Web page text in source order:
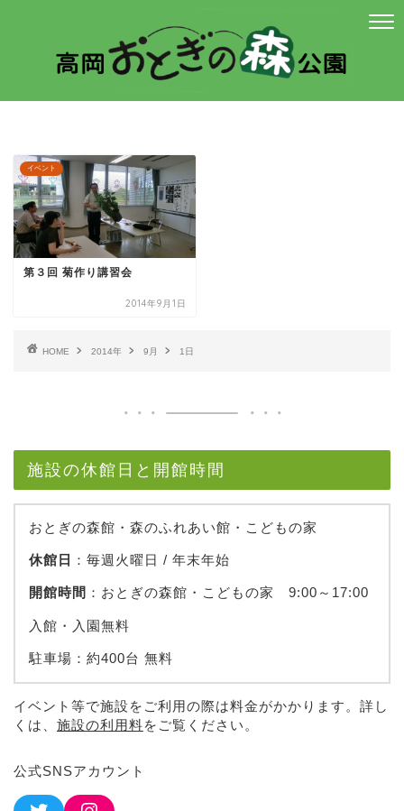
イベント
第３回 菊作り講習会
2014年9月1日
HOME 2014年 9月 1日
施設の休館日と開館時間
おとぎの森館・森のふれあい館・こどもの家
休館日 ：毎週火曜日 / 年末年始
開館時間 ：おとぎの森館・こどもの家 9:00～17:00
入館・入園無料
駐車場：約400台 無料
イベント等で施設をご利用の際は料金がかかります。詳し
くは、 施設の利用料をご覧ください。
公式SNSアカウント